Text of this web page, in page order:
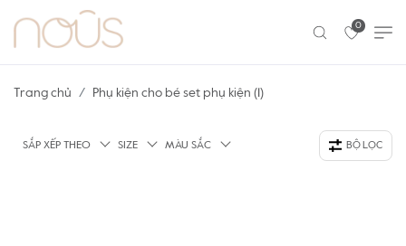
0
Trang chủ Phụ kiện cho bé set phụ kiện (1)
SẮP XẾP THEO SIZE MÀU SẮC BỘ LỌC